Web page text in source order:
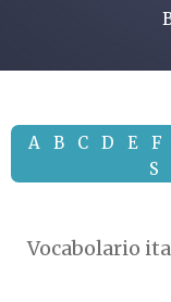
A B C D E F
S
Vocabolario